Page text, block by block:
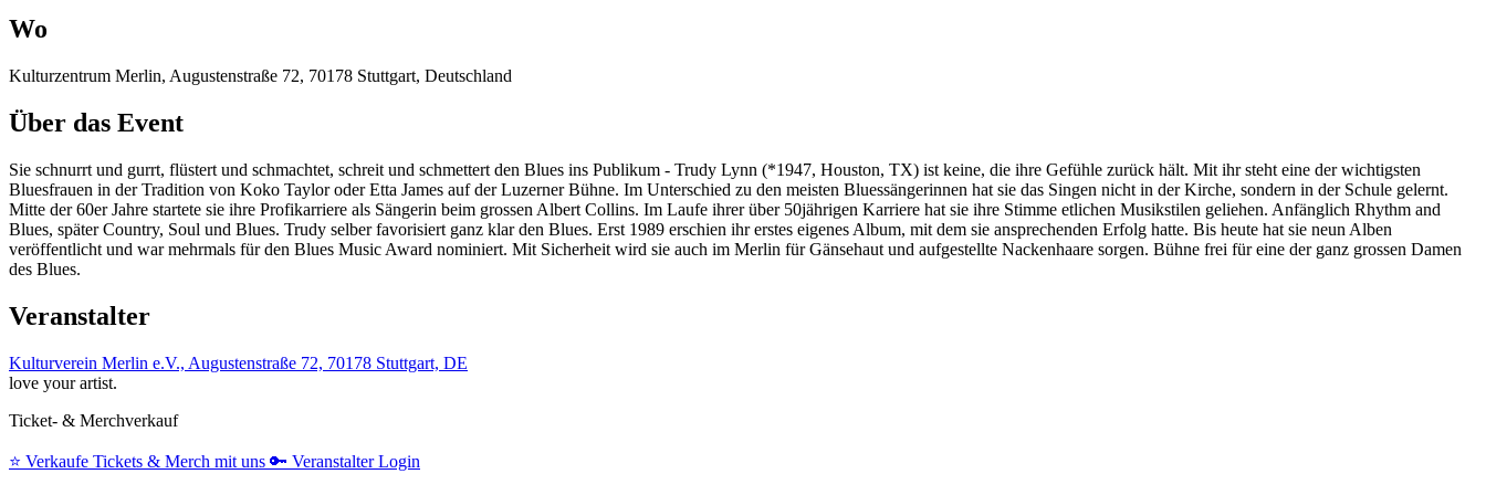
Wo
Kulturzentrum Merlin, Augustenstraße 72, 70178 Stuttgart, Deutschland
Über das Event
Sie schnurrt und gurrt, flüstert und schmachtet, schreit und schmettert den Blues ins Publikum - Trudy Lynn (*1947, Houston, TX) ist keine, die ihre Gefühle zurück hält. Mit ihr steht eine der wichtigsten
Bluesfrauen in der Tradition von Koko Taylor oder Etta James auf der Luzerner Bühne. Im Unterschied zu den meisten Bluessängerinnen hat sie das Singen nicht in der Kirche, sondern in der Schule gelernt.
Mitte der 60er Jahre startete sie ihre Profikarriere als Sängerin beim grossen Albert Collins. Im Laufe ihrer über 50jährigen Karriere hat sie ihre Stimme etlichen Musikstilen geliehen. Anfänglich Rhythm and
Blues, später Country, Soul und Blues. Trudy selber favorisiert ganz klar den Blues. Erst 1989 erschien ihr erstes eigenes Album, mit dem sie ansprechenden Erfolg hatte. Bis heute hat sie neun Alben
veröffentlicht und war mehrmals für den Blues Music Award nominiert. Mit Sicherheit wird sie auch im Merlin für Gänsehaut und aufgestellte Nackenhaare sorgen. Bühne frei für eine der ganz grossen Damen
des Blues.
Veranstalter
Kulturverein Merlin e.V., Augustenstraße 72, 70178 Stuttgart, DE
love your artist.
Ticket- & Merchverkauf
⭐️ Verkaufe Tickets & Merch mit uns 🔑 Veranstalter Login